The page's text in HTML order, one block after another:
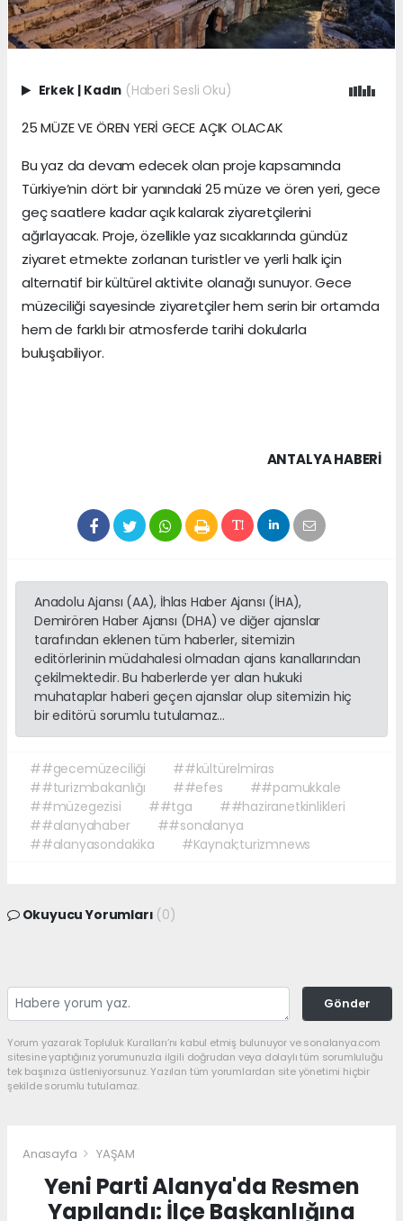
Erkek | Kadın (Haberi Sesli Oku)
25 MÜZE VE ÖREN YERİ GECE AÇIK OLACAK
Bu yaz da devam edecek olan proje kapsamında
Türkiye’nin dört bir yanındaki 25 müze ve ören yeri, gece
geç saatlere kadar açık kalarak ziyaretçilerini
ağırlayacak. Proje, özellikle yaz sıcaklarında gündüz
ziyaret etmekte zorlanan turistler ve yerli halk için
alternatif bir kültürel aktivite olanağı sunuyor. Gece
müzeciliği sayesinde ziyaretçiler hem serin bir ortamda
hem de farklı bir atmosferde tarihi dokularla
buluşabiliyor.
ANTALYA HABERİ
Anadolu Ajansı (AA), İhlas Haber Ajansı (İHA),
Demirören Haber Ajansı (DHA) ve diğer ajanslar
tarafından eklenen tüm haberler, sitemizin
editörlerinin müdahalesi olmadan ajans kanallarından
çekilmektedir. Bu haberlerde yer alan hukuki
muhataplar haberi geçen ajanslar olup sitemizin hiç
bir editörü sorumlu tutulamaz...
##gecemüzeciliği
##kültürelmiras
##turizmbakanlığı
##efes
##pamukkale
##müzegezisi
##tga
##haziranetkinlikleri
##alanyahaber
##sonalanya
##alanyasondakika
#Kaynak;turizmnews
Okuyucu Yorumları (0)
Gönder
Yorum yazarak Topluluk Kuralları’nı kabul etmiş bulunuyor ve sonalanya.com
sitesine yaptığınız yorumunuzla ilgili doğrudan veya dolaylı tüm sorumluluğu
tek başınıza üstleniyorsunuz. Yazılan tüm yorumlardan site yönetimi hiçbir
şekilde sorumlu tutulamaz.
Anasayfa YAŞAM
Yeni Parti Alanya'da Resmen
Yapılandı: İlçe Başkanlığına